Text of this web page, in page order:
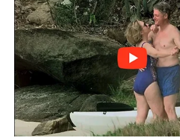
WAHANA
TANI
WAHANA
ADVOKAT
WAHANA
INFRASTRUKTUR